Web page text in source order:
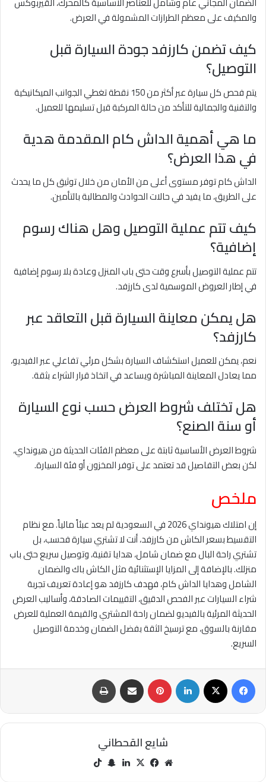
والمكيف على معظم الطرازات المشمولة في العرض.
كيف تضمن كارزفد جودة السيارة قبل
التوصيل؟
يتم فحص كل سيارة عبر أكثر من 150 نقطة تغطي الجوانب الميكانيكية
والتقنية والجمالية للتأكد من حالة المركبة قبل تسليمها للعميل.
ما هي أهمية الداش كام المقدمة هدية
في هذا العرض؟
الداش كام توفر مستوى أعلى من الأمان من خلال توثيق كل ما يحدث
على الطريق، ما يفيد في حالات الحوادث والمطالبة بالتأمين.
كيف تتم عملية التوصيل وهل هناك رسوم
إضافية؟
تتم عملية التوصيل بأسرع وقت حتى باب المنزل وعادة بلا رسوم إضافية
في إطار العروض الموسمية لدى كارزفد.
هل يمكن معاينة السيارة قبل التعاقد عبر
كارزفد؟
نعم، يمكن للعميل استكشاف السيارة بشكل مرئي تفاعلي عبر الفيديو،
مما يعادل المعاينة المباشرة ويساعد في اتخاذ قرار الشراء بثقة.
هل تختلف شروط العرض حسب نوع السيارة
أو سنة الصنع؟
شروط العرض الأساسية ثابتة على معظم الفئات الحديثة من هيونداي،
لكن بعض التفاصيل قد تعتمد على توفر المخزون أو فئة السيارة.
ملخص
إن امتلاك هيونداي 2026 في السعودية لم يعد عبئاً مالياً. مع نظام
التقسيط بسعر الكاش من كارزفد، أنت لا تشتري سيارة فحسب، بل
تشتري راحة البال مع ضمان شامل، هدايا تقنية، وتوصيل سريع حتى باب
منزلك. بالإضافة إلى المزايا الإستثنائية مثل الكاش باك والضمان
الشامل وهدايا الداش كام، فهدف كارزفد هو إعادة تعريف تجربة
شراء السيارات عبر الفحص الدقيق، التقييمات الصادقة، وأساليب العرض
الحديثة المرئية بالفيديو لضمان راحة المشتري والقيمة العملية للعرض
مقارنة بالسوق، مع ترسيخ الثقة بفضل الضمان وخدمة التوصيل
السريع.
فيسبوك ‫X لينكدإن بينتيريست مشاركة عبر البريد طباعة
شايع القحطاني
مو في ‫X لينك سنا